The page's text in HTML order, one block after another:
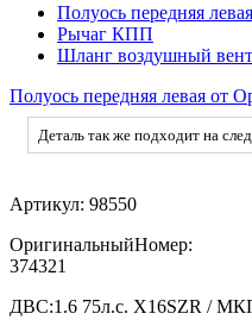
Полуось передняя левая
Рычаг КПП
Шланг воздушный
Полуось передняя левая от
Деталь так же подходит на
Артикул: 98550
ОригинальныйНомер:
374321
ДВС:1.6 75л.с. X16SZR /